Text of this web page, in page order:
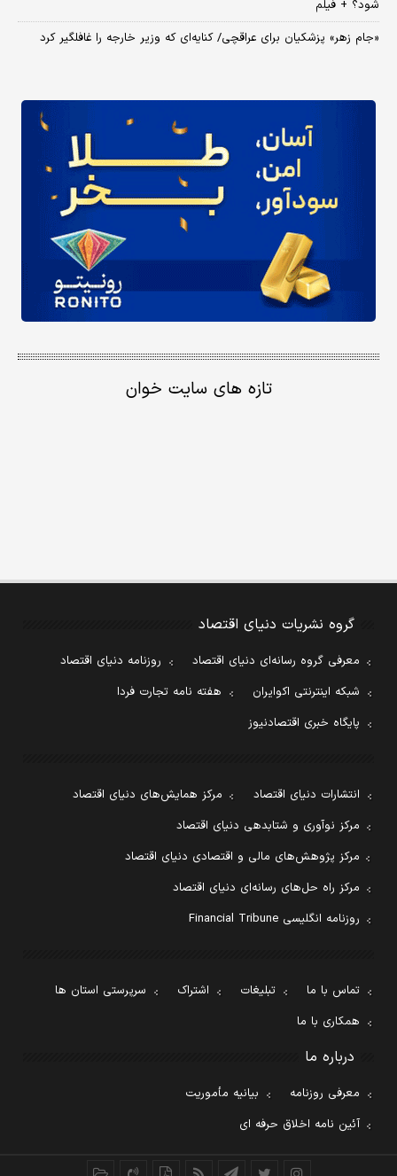
شود؟ + فیلم
«جام زهر» پزشکیان برای عراقچی/ کنایه‌ای که وزیر خارجه را غافلگیر کرد
تازه های سایت خوان
گروه نشریات دنیای اقتصاد
معرفی گروه رسانه‌ای دنیای اقتصاد
روزنامه دنیای اقتصاد
شبکه اینترنتی اکوایران
هفته نامه تجارت فردا
پایگاه خبری اقتصادنیوز
انتشارات دنیای اقتصاد
مرکز همایش‌های دنیای اقتصاد
مرکز نوآوری و شتابدهی دنیای اقتصاد
مرکز پژوهش‌های مالی و اقتصادی دنیای اقتصاد
مرکز راه حل‌های رسانه‌ای دنیای اقتصاد
روزنامه انگلیسی Financial Tribune
تماس با ما تبلیغات اشتراک
سرپرستی استان ها
همکاری با ما
درباره ما
معرفی روزنامه
بیانیه مأموریت
آئین نامه اخلاق حرفه ای